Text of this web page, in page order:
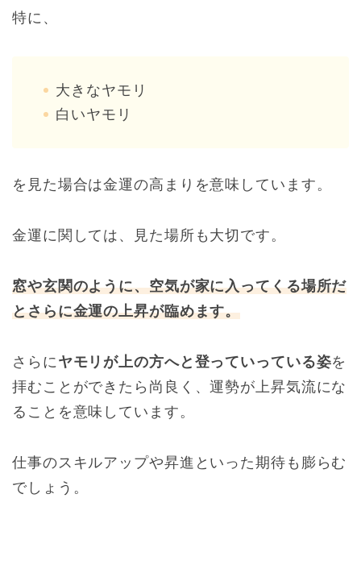
特に、
大きなヤモリ
白いヤモリ
を見た場合は金運の高まりを意味しています。
金運に関しては、見た場所も大切です。
窓や玄関のように、空気が家に入ってくる場所だ
とさらに金運の上昇が臨めます。
さらにヤモリが上の方へと登っていっている姿を
拝むことができたら尚良く、運勢が上昇気流にな
ることを意味しています。
仕事のスキルアップや昇進といった期待も膨らむ
でしょう。